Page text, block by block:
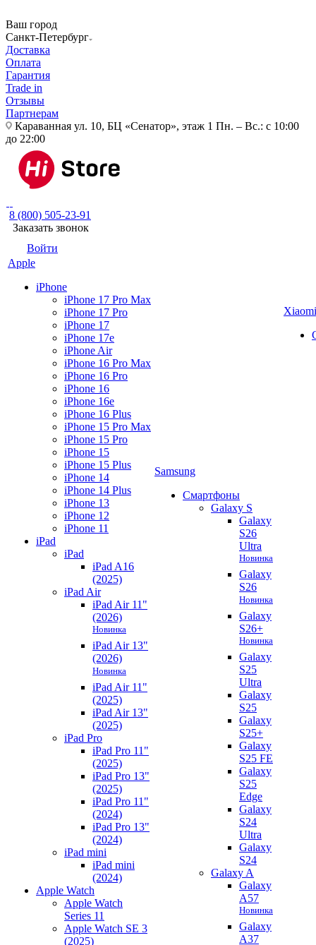
Ваш город
Санкт-Петербург
Доставка
Оплата
Гарантия
Trade in
Отзывы
Партнерам
Караванная ул. 10, БЦ «Сенатор», этаж 1 Пн. – Вс.: с 10:00
до 22:00
8 (800) 505-23-91
Заказать звонок
Войти
Apple
iPhone
iPhone 17 Pro Max
iPhone 17 Pro
iPhone 17
iPhone 17e
iPhone Air
iPhone 16 Pro Max
iPhone 16 Pro
iPhone 16
iPhone 16e
iPhone 16 Plus
iPhone 15 Pro Max
iPhone 15 Pro
iPhone 15
iPhone 15 Plus
iPhone 14
iPhone 14 Plus
iPhone 13
iPhone 12
iPhone 11
iPad
iPad
iPad A16
(2025)
iPad Air
iPad Air 11"
(2026)
Новинка
iPad Air 13"
(2026)
Новинка
iPad Air 11"
(2025)
iPad Air 13"
(2025)
iPad Pro
iPad Pro 11"
(2025)
iPad Pro 13"
(2025)
iPad Pro 11"
(2024)
iPad Pro 13"
(2024)
iPad mini
iPad mini
(2024)
Apple Watch
Apple Watch
Series 11
Apple Watch SE 3
(2025)
Samsung
Смартфоны
Galaxy S
Galaxy
S26
Ultra
Новинка
Galaxy
S26
Новинка
Galaxy
S26+
Новинка
Galaxy
S25
Ultra
Galaxy
S25
Galaxy
S25+
Galaxy
S25 FE
Galaxy
S25
Edge
Galaxy
S24
Ultra
Galaxy
S24
Galaxy A
Galaxy
A57
Новинка
Galaxy
A37
Xiaomi